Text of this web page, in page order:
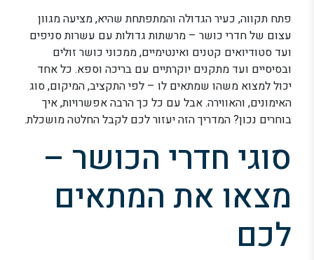
פתח תקווה, כעיר הגדולה והמתפתחת שהיא, מציעה מגוון
עצום של חדרי כושר – מרשתות גדולות עם עשרות סניפים
ועד סטודיואים קטנים ואינטימיים, ממכוני כושר זולים
ובסיסיים ועד מתקנים יוקרתיים עם בריכה וספא. כל אחד
יכול למצוא משהו שמתאים לו – לפי התקציב, המיקום, סוג
האימונים, והאווירה. אבל עם כל כך הרבה אפשרויות, איך
בוחרים נכון? המדריך הזה יעזור לכם לקבל החלטה מושכלת.
סוגי חדרי הכושר –
מצאו את המתאים
לכם